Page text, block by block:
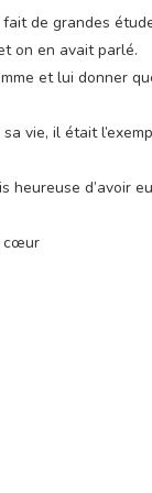
de grandes
on en avait parlé.
et lui donner
vie, il était
heureuse d’avoir
cœur